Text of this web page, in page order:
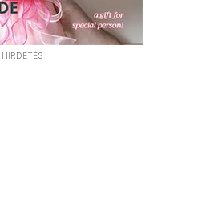
HIRDETÉS